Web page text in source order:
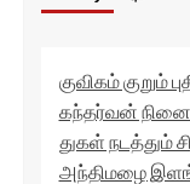
குவிகம் குறும்
கந்தர்வன்
துகள் நடத்தும்
அந்திமழை